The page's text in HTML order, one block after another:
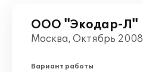
ООО "Экодар-Л"
Москва, Октябрь 2008
Вариант работы